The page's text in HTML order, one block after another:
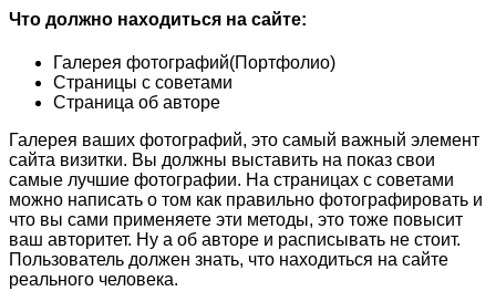
Что должно находиться на сайте:
Галерея фотографий(Портфолио)
Страницы с советами
Страница об авторе
Галерея ваших фотографий, это самый важный элемент
сайта визитки. Вы должны выставить на показ свои
самые лучшие фотографии. На страницах с советами
можно написать о том как правильно фотографировать и
что вы сами применяете эти методы, это тоже повысит
ваш авторитет. Ну а об авторе и расписывать не стоит.
Пользователь должен знать, что находиться на сайте
реального человека.